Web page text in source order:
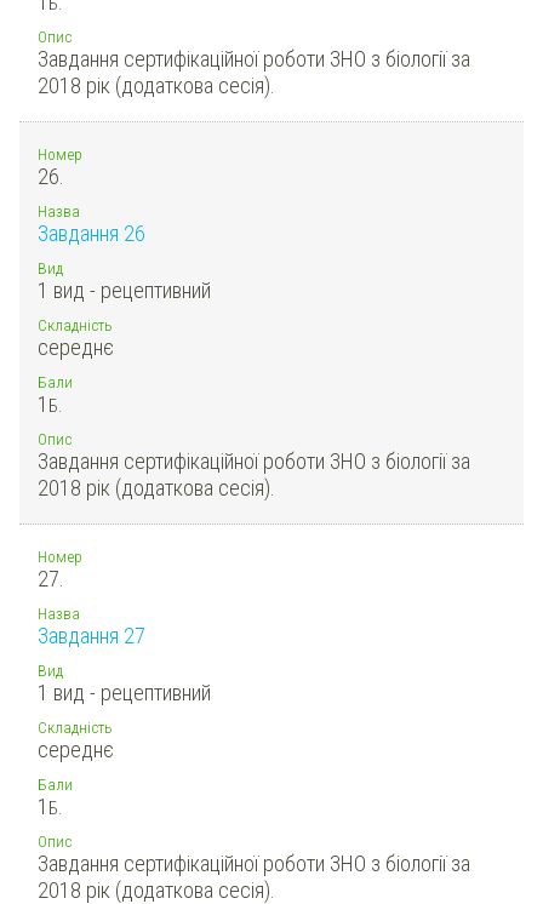
Опис
Завдання сертифікаційної роботи ЗНО з біології за
2018 рік (додаткова сесія).
Номер
26.
Назва
Завдання 26
Вид
1 вид - рецептивний
Складність
середнє
Бали
1 Б.
Опис
Завдання сертифікаційної роботи ЗНО з біології за
2018 рік (додаткова сесія).
Номер
27.
Назва
Завдання 27
Вид
1 вид - рецептивний
Складність
середнє
Бали
1 Б.
Опис
Завдання сертифікаційної роботи ЗНО з біології за
2018 рік (додаткова сесія).